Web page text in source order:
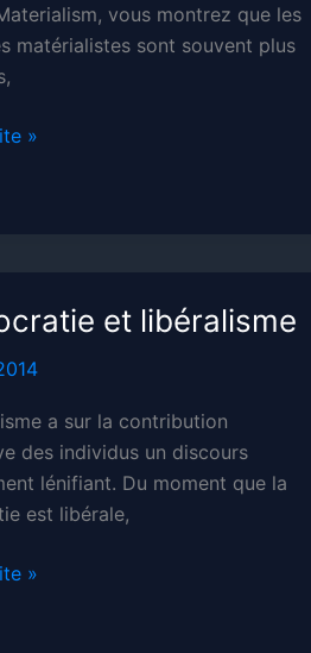
vous montrez que les
matérialistes sont souvent plus
»
et libéralisme
a sur la contribution
des individus un discours
lénifiant. Du moment que la
est libérale,
»